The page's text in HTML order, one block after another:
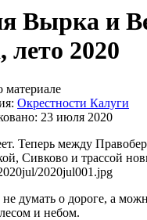
Вырка и
2020
Окрестности Калуги
23 июля 2020
Теперь между
Сивково и трассой
думать о дороге, а
и небом.